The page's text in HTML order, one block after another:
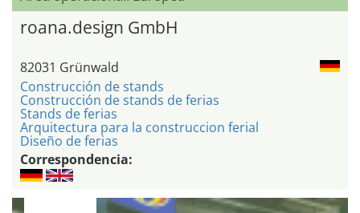
roana.design GmbH
82031 Grünwald
Construcción de stands
Construcción de stands de ferias
Stands de ferias
Arquitectura para la construccion ferial
Diseño de ferias
Correspondencia: